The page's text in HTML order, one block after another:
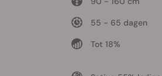
55 - 65 dagen
Tot 18%